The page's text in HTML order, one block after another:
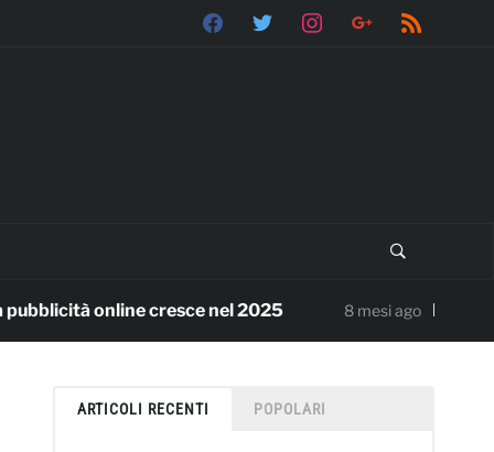
facebooktwitter instagramgoogle rss
online cresce nel 2025 8 mesi ago Benvenuti
ARTICOLI RECENTI POPOLARI